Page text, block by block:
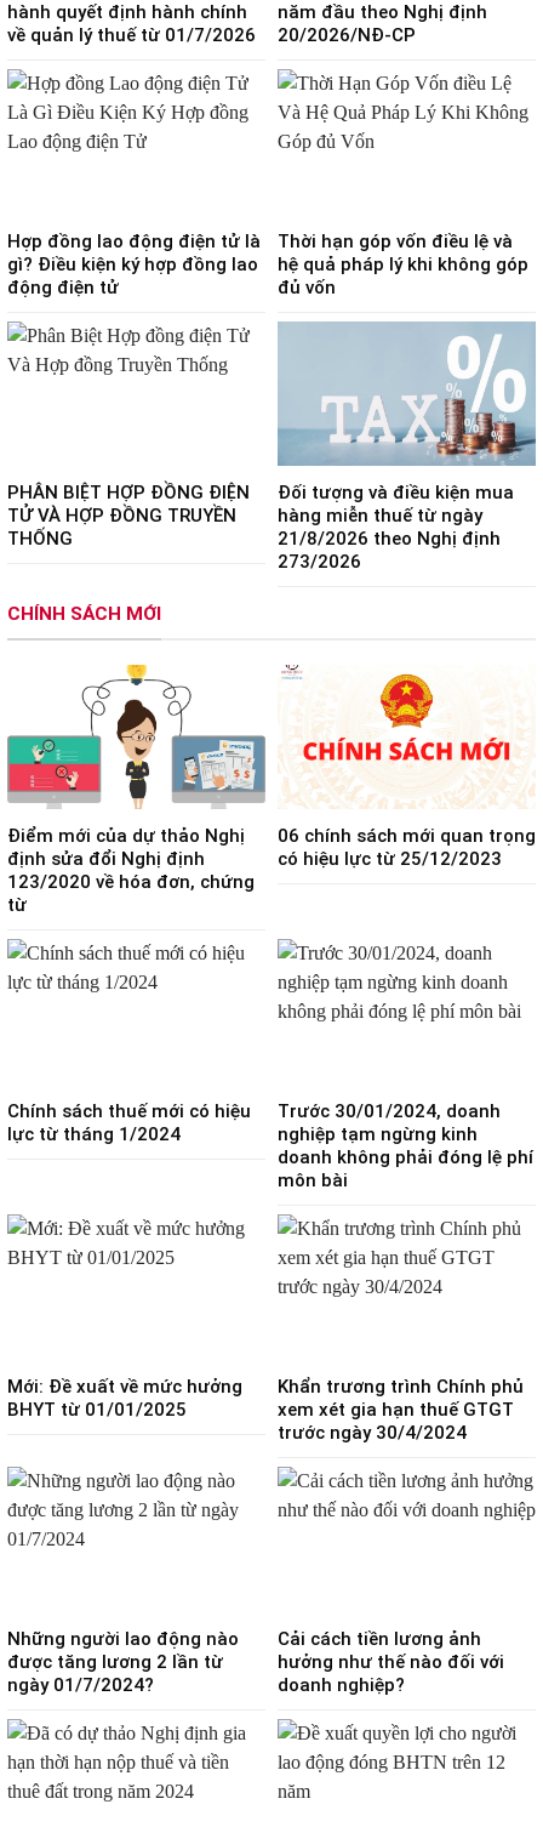
hành quyết định hành chính
về quản lý thuế từ 01/7/2026
năm đầu theo Nghị định
20/2026/NĐ-CP
Hợp đồng lao động điện tử là
gì? Điều kiện ký hợp đồng lao
động điện tử
Thời hạn góp vốn điều lệ và
hệ quả pháp lý khi không góp
đủ vốn
PHÂN BIỆT HỢP ĐỒNG ĐIỆN
TỬ VÀ HỢP ĐỒNG TRUYỀN
THỐNG
Đối tượng và điều kiện mua
hàng miễn thuế từ ngày
21/8/2026 theo Nghị định
273/2026
CHÍNH SÁCH MỚI
Điểm mới của dự thảo Nghị
định sửa đổi Nghị định
123/2020 về hóa đơn, chứng
từ
06 chính sách mới quan trọng
có hiệu lực từ 25/12/2023
Chính sách thuế mới có hiệu
lực từ tháng 1/2024
Trước 30/01/2024, doanh
nghiệp tạm ngừng kinh
doanh không phải đóng lệ phí
môn bài
Mới: Đề xuất về mức hưởng
BHYT từ 01/01/2025
Khẩn trương trình Chính phủ
xem xét gia hạn thuế GTGT
trước ngày 30/4/2024
Những người lao động nào
được tăng lương 2 lần từ
ngày 01/7/2024?
Cải cách tiền lương ảnh
hưởng như thế nào đối với
doanh nghiệp?